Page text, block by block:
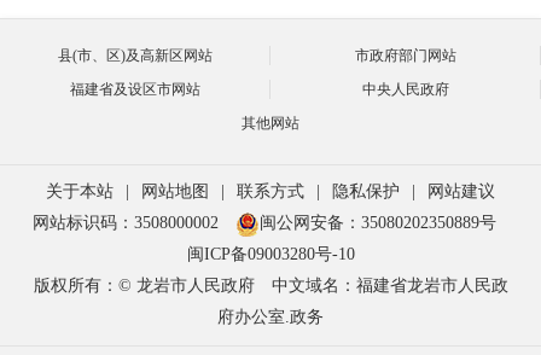
主持人
据悉，根据国务院、
省安委会部署要求，
市安委会部署5月份
至12月份开展全市安
县(市、区)及高新区网站
市政府部门网站
福建省及设区市网站
中央人民政府
其他网站
关于本站 网站地图 联系方式 隐私保护
网站建议
网站标识码：3508000002
闽公网安备：35080202350889号
闽ICP备09003280号-10
版权所有：© 龙岩市人民政府
中文域名：福建省龙岩市人民政
府办公室.政务